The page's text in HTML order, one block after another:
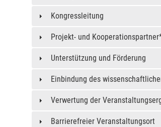
Kongressleitung
Projekt- und
Unterstützung und Förderung
Einbindung des
Verwertung der
Barrierefreier Veranstaltungsort